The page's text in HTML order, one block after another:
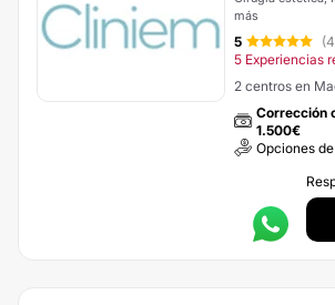
más
5
5 Experiencias
2 centros en
Corrección
1.500€
Opciones de